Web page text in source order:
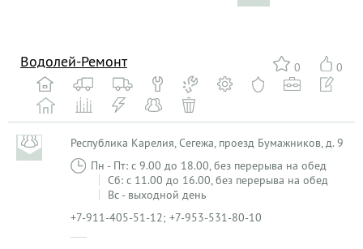
0 0
Водолей-Ремонт
Республика Карелия, Сегежа, проезд Бумажников, д. 9
Пн - Пт: с 9.00 до 18.00, без перерыва на обед
Сб: с 11.00 до 16.00, без перерыва на обед
Вс - выходной день
+7-911-405-51-12; +7-953-531-80-10